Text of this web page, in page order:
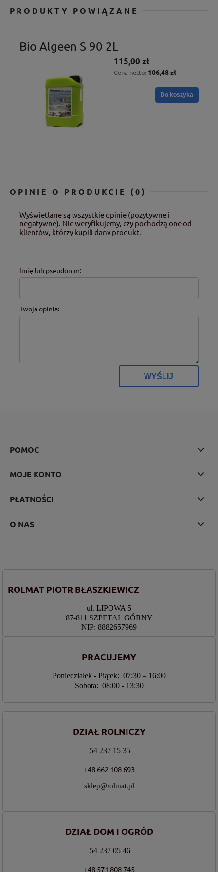
PRODUKTY POWIĄZANE
Bio Algeen S 90 2L
115,00 zł
Cena netto: 106,48 zł
Do koszyka
OPINIE O PRODUKCIE (0)
Wyświetlane są wszystkie opinie (pozytywne i
negatywne). Nie weryfikujemy, czy pochodzą one od
klientów, którzy kupili dany produkt.
Imię lub pseudonim:
Twoja opinia:
WYŚLIJ
POMOC
MOJE KONTO
PŁATNOŚCI
O NAS
ROLMAT PIOTR BŁASZKIEWICZ
ul. LIPOWA 5
87-811 SZPETAL GÓRNY
NIP: 8882657969
PRACUJEMY
Poniedziałek - Piątek: 07:30 – 16:00
Sobota: 08:00 - 13:30
DZIAŁ ROLNICZY
54 237 15 35
+48 662 108 693
sklep@rolmat.pl
DZIAŁ DOM I OGRÓD
54 237 05 46
+48 571 808 745